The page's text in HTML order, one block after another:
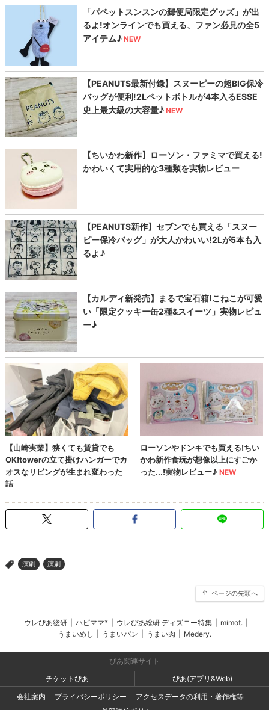
> 演劇 演劇
ページの先頭へ
ウレぴあ総研 ハピママ* ウレぴあ総研 ディズニー特集 mimot.
うまいめし
うまいパン うまい肉 Medery.
ぴあ関連サイト
チケットぴあ
ぴあ(アプリ&Web)
会社案内
プライバシーポリシー
アクセスデータの利用・著作権等